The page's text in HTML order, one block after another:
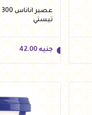
تيستي
جنيه 42.00